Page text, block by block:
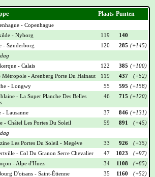
Plaats Punten
- Copenhague
- Nyborg 119
140
- Sønderborg 120 285 (+145)
- Calais 122 385 (+100)
Métropole - Arenberg Porte Du Hainaut 119 437
(+52)
- Longwy 55 595 (+158)
- La Super Planche Des Belles
46 715 (+120)
- Lausanne 37 846 (+131)
- Châtel Les Portes Du Soleil 59 891
(+45)
Les Portes Du Soleil - Megève 33 926
(+35)
- Col Du Granon Serre Chevalier 47 1023
(+97)
- Alpe d'Huez 34 1108
(+85)
D'oisans - Saint-Étienne 35 1160
(+52)